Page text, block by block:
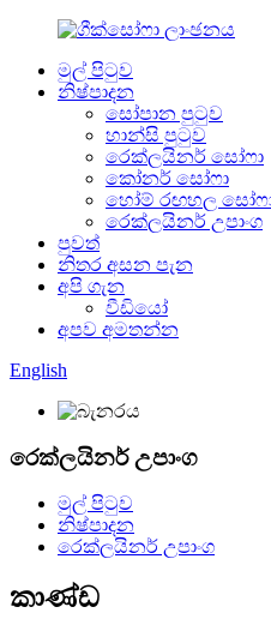
මුල් පිටුව
නිෂ්පාදන
සෝපාන පුටුව
හාන්සි පුටුව
රෙක්ලයිනර් සෝෆා
කෝනර් සෝෆා
හෝම් රඟහල
රෙක්ලයිනර් උපාංග
පුවත්
නිතර අසන පැන
අපි ගැන
වීඩියෝ
අපව අමතන්න
English
රෙක්ලයිනර් උපාංග
මුල් පිටුව
නිෂ්පාදන
රෙක්ලයිනර් උපාංග
කාණ්ඩ